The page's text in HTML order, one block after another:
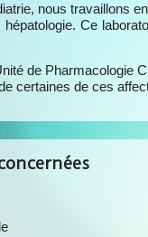
nous travaillons
Ce
de Pharmacologie
certaines de ces